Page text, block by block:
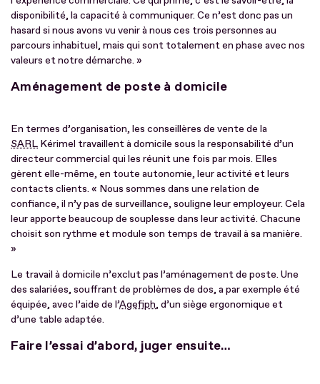
disponibilité, la capacité à communiquer. Ce n’est donc pas un
hasard si nous avons vu venir à nous ces trois personnes au
parcours inhabituel, mais qui sont totalement en phase avec nos
valeurs et notre démarche. »
Aménagement de poste à domicile
En termes d’organisation, les conseillères de vente de la
SARL Kérimel travaillent à domicile sous la responsabilité d’un
directeur commercial qui les réunit une fois par mois. Elles
gèrent elle-même, en toute autonomie, leur activité et leurs
contacts clients. « Nous sommes dans une relation de
confiance, il n’y pas de surveillance, souligne leur employeur. Cela
leur apporte beaucoup de souplesse dans leur activité. Chacune
choisit son rythme et module son temps de travail à sa manière.
»
Le travail à domicile n’exclut pas l’aménagement de poste. Une
des salariées, souffrant de problèmes de dos, a par exemple été
équipée, avec l’aide de l’Agefiph, d’un siège ergonomique et
d’une table adaptée.
Faire l’essai d’abord, juger ensuite…